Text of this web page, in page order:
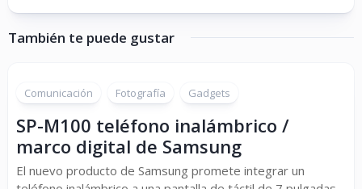
También te puede gustar
Comunicación Fotografía Gadgets
SP-M100 teléfono inalámbrico /
marco digital de Samsung
El nuevo producto de Samsung promete integrar un